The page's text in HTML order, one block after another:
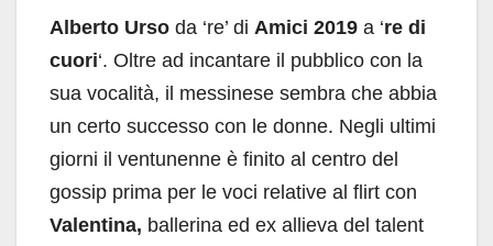
Alberto Urso da ‘re’ di Amici 2019 a ‘re di
cuori‘. Oltre ad incantare il pubblico con la
sua vocalità, il messinese sembra che abbia
un certo successo con le donne. Negli ultimi
giorni il ventunenne è finito al centro del
gossip prima per le voci relative al flirt con
Valentina, ballerina ed ex allieva del talent